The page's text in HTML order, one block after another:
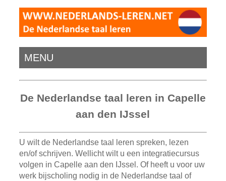
MENU
De Nederlandse taal leren in Capelle
aan den IJssel
U wilt de Nederlandse taal leren spreken, lezen
en/of schrijven. Wellicht wilt u een integratiecursus
volgen in Capelle aan den IJssel. Of heeft u voor uw
werk bijscholing nodig in de Nederlandse taal of